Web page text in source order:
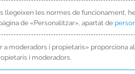
llegeixen les normes de funcionament,
de «Personalitzar», apartat de
a moderadors i propietaris»
i moderadors.